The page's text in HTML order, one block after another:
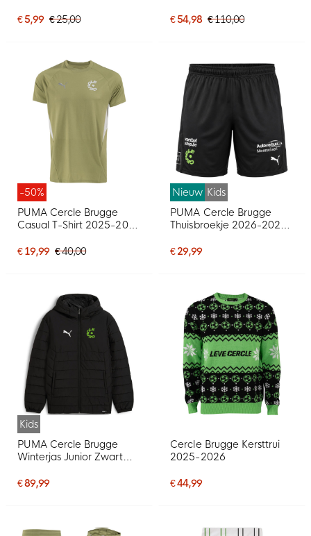
€ 5,99 € 25,00
Zwart
€ 54,98 € 110,00
-50%
PUMA Cercle Brugge
Casual T-Shirt 2025-2026
€ 19,99 € 40,00
Nieuw Kids
PUMA Cercle Brugge
Thuisbroekje 2026-2027
€ 29,99
Kids
PUMA Cercle Brugge
Winterjas Junior Zwart
€ 89,99
Cercle Brugge Kersttrui
2025-2026
€ 44,99